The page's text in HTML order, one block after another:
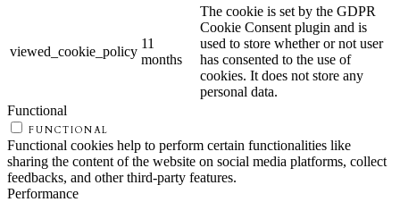
viewed_cookie_policy
11
months
The cookie is set by the GDPR
Cookie Consent plugin and is
used to store whether or not user
has consented to the use of
cookies. It does not store any
personal data.
Functional
FUNCTIONAL
Functional cookies help to perform certain functionalities like
sharing the content of the website on social media platforms, collect
feedbacks, and other third-party features.
Performance